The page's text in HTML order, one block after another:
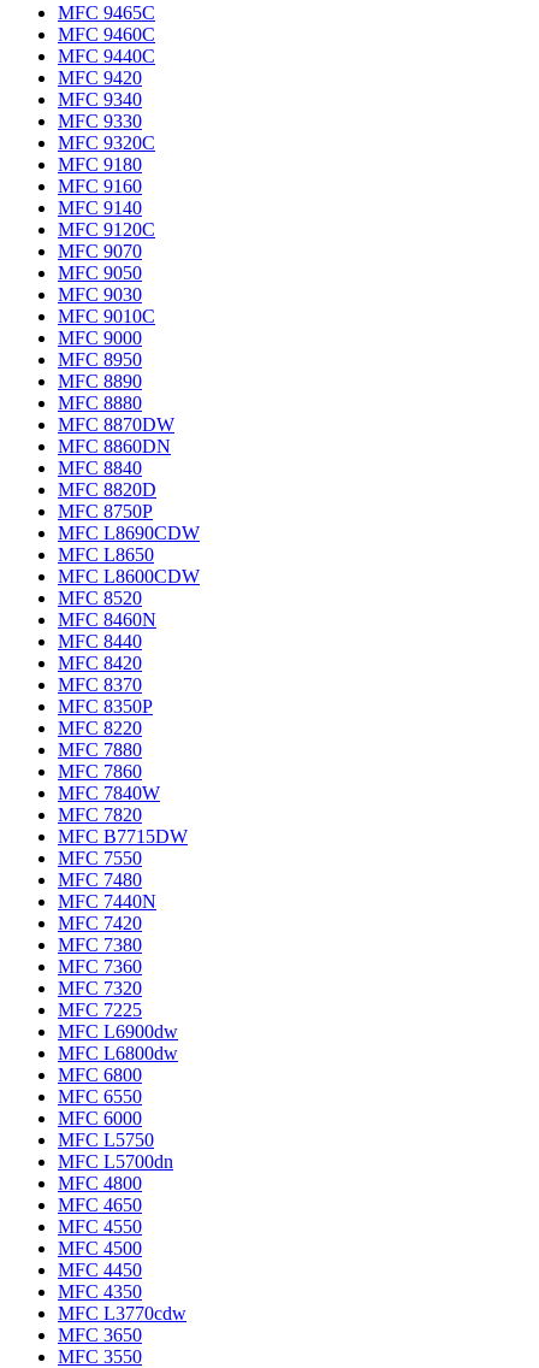
MFC 9465C
MFC 9460C
MFC 9440C
MFC 9420
MFC 9340
MFC 9330
MFC 9320C
MFC 9180
MFC 9160
MFC 9140
MFC 9120C
MFC 9070
MFC 9050
MFC 9030
MFC 9010C
MFC 9000
MFC 8950
MFC 8890
MFC 8880
MFC 8870DW
MFC 8860DN
MFC 8840
MFC 8820D
MFC 8750P
MFC L8690CDW
MFC L8650
MFC L8600CDW
MFC 8520
MFC 8460N
MFC 8440
MFC 8420
MFC 8370
MFC 8350P
MFC 8220
MFC 7880
MFC 7860
MFC 7840W
MFC 7820
MFC B7715DW
MFC 7550
MFC 7480
MFC 7440N
MFC 7420
MFC 7380
MFC 7360
MFC 7320
MFC 7225
MFC L6900dw
MFC L6800dw
MFC 6800
MFC 6550
MFC 6000
MFC L5750
MFC L5700dn
MFC 4800
MFC 4650
MFC 4550
MFC 4500
MFC 4450
MFC 4350
MFC L3770cdw
MFC 3650
MFC 3550